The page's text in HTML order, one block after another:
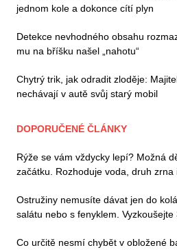
jednom kole a dokonce cítí plyn
Detekce nevhodného obsahu
mu na bříšku našel „nahotu“
Chytrý trik, jak odradit zloděje:
nechávají v autě svůj starý mobil
DOPORUČENÉ ČLÁNKY
Rýže se vám vždycky lepí? Možná
začátku. Rozhoduje voda, druh zrna
Ostružiny nemusíte dávat jen do
salátu nebo s fenyklem. Vyzkoušejte
Co určitě nesmí chybět v obložené